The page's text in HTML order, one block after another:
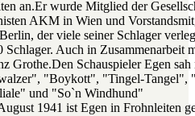
an.Er wurde Mitglied der
AKM in Wien und
der viele seiner Schlager
Schlager. Auch in Zusammenarbeit
Grothe.Den Schauspieler Egen
"Boykott", "Tingel-
und "So`n Windhund"
1941 ist Egen in Frohnleiten